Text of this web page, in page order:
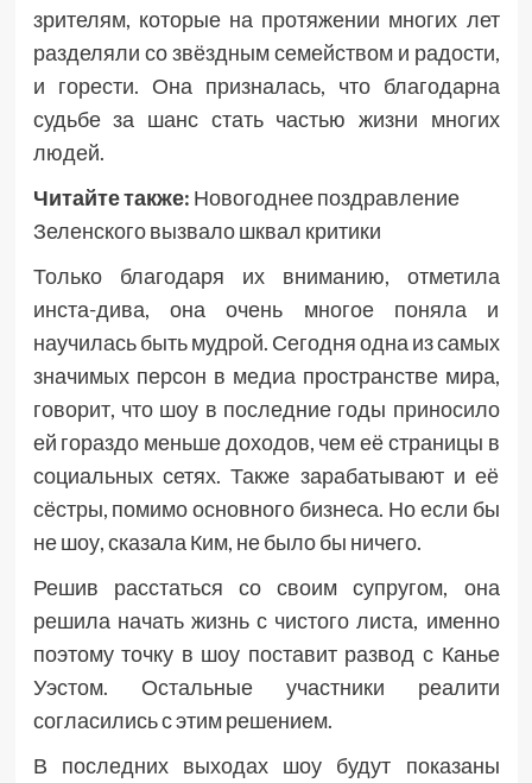
зрителям, которые на протяжении многих лет
разделяли со звёздным семейством и радости,
и горести. Она призналась, что благодарна
судьбе за шанс стать частью жизни многих
людей.
Читайте также: Новогоднее поздравление
Зеленского вызвало шквал критики
Только благодаря их вниманию, отметила
инста-дива, она очень многое поняла и
научилась быть мудрой. Сегодня одна из самых
значимых персон в медиа пространстве мира,
говорит, что шоу в последние годы приносило
ей гораздо меньше доходов, чем её страницы в
социальных сетях. Также зарабатывают и её
сёстры, помимо основного бизнеса. Но если бы
не шоу, сказала Ким, не было бы ничего.
Решив расстаться со своим супругом, она
решила начать жизнь с чистого листа, именно
поэтому точку в шоу поставит развод с Канье
Уэстом. Остальные участники реалити
согласились с этим решением.
В последних выходах шоу будут показаны